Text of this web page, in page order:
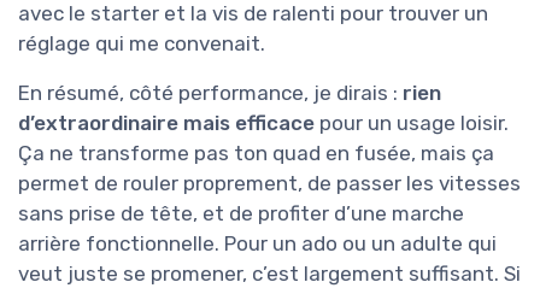
avec le starter et la vis de ralenti pour trouver un
réglage qui me convenait.
En résumé, côté performance, je dirais : rien
d’extraordinaire mais efficace pour un usage loisir.
Ça ne transforme pas ton quad en fusée, mais ça
permet de rouler proprement, de passer les vitesses
sans prise de tête, et de profiter d’une marche
arrière fonctionnelle. Pour un ado ou un adulte qui
veut juste se promener, c’est largement suffisant. Si